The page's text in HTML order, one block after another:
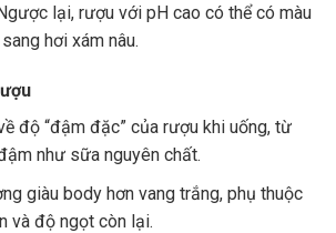
lại, rượu với pH cao có thể có màu
hơi xám nâu.
độ “đậm đặc” của rượu khi uống, từ
như sữa nguyên chất.
giàu body hơn vang trắng, phụ thuộc
và độ ngọt còn lại.